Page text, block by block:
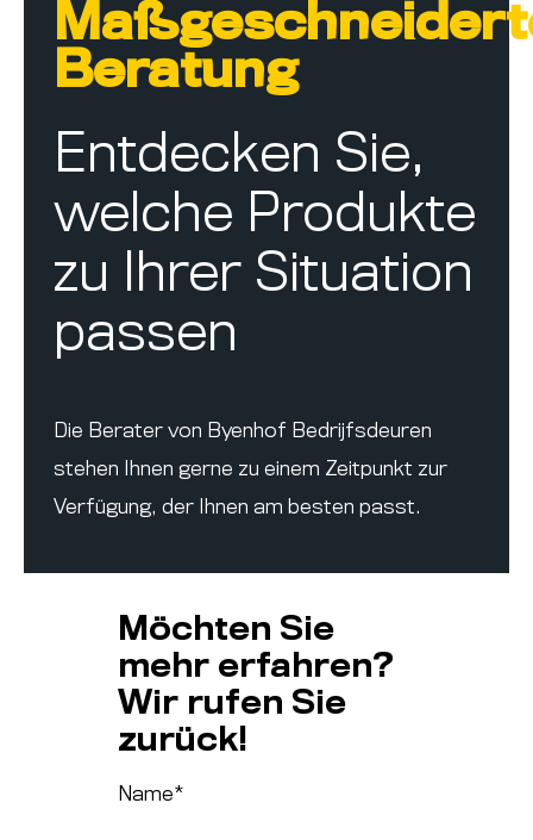
Beratung
Entdecken Sie,
welche Produkte
zu Ihrer Situation
passen
Die Berater von Byenhof Bedrijfsdeuren
stehen Ihnen gerne zu einem Zeitpunkt zur
Verfügung, der Ihnen am besten passt.
Möchten Sie
mehr erfahren?
Wir rufen Sie
zurück!
Name*